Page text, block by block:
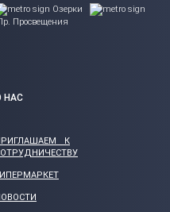
Озерки
Просвещения
НАС
К